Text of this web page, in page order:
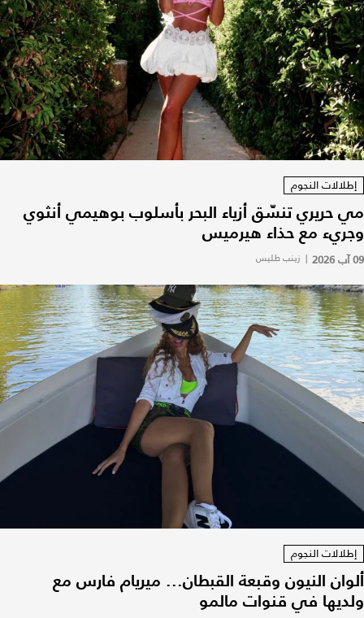
إطلالات النجوم
مي حريري تنسّق أزياء البحر بأسلوب بوهيمي أنثوي
وجريء مع حذاء هيرميس
09 آب 2026 | زينب طليس
إطلالات النجوم
ألوان النيون وقبعة القبطان... ميريام فارس مع
ولديها في قنوات مالمو